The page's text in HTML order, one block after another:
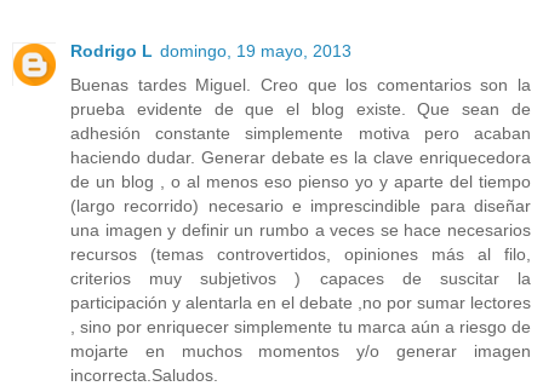
Rodrigo L domingo, 19 mayo, 2013
Buenas tardes Miguel. Creo que los comentarios son la
prueba evidente de que el blog existe. Que sean de
adhesión constante simplemente motiva pero acaban
haciendo dudar. Generar debate es la clave enriquecedora
de un blog , o al menos eso pienso yo y aparte del tiempo
(largo recorrido) necesario e imprescindible para diseñar
una imagen y definir un rumbo a veces se hace necesarios
recursos (temas controvertidos, opiniones más al filo,
criterios muy subjetivos ) capaces de suscitar la
participación y alentarla en el debate ,no por sumar lectores
, sino por enriquecer simplemente tu marca aún a riesgo de
mojarte en muchos momentos y/o generar imagen
incorrecta.Saludos.